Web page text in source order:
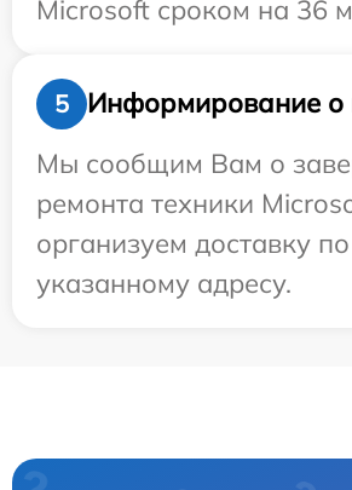
Microsoft сроком на 36
5
Информирование о
Мы сообщим Вам о
ремонта техники
организуем доставку по
указанному адресу.